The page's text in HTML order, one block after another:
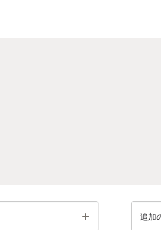
Toggle 追加